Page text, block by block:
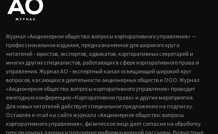
Журнал «Акционерное общество: вопросы корпоративного управления» —
профессиональное издание, предназначенное для широкого круга
читателей - юристов, экспертов, адвокатов, корпоративных секретарей и
многих других специалистов, работающих в сфере корпоративного права и
управления. Журнал АО - экспертный канал освещающий широкий круг
вопросов, касающихся деятельности акционерных обществ и ООО. Журнал
«Акционерное общество: вопросы корпоративного управления» проводит
ежегодную конференцию «Корпоративное право» и другие мероприятия.
Для новых читателей действует специальное предложение на подписку.
Оставляя e-mail на сайте журнала «Акционерное общество: вопросы
корпоративного управления», физическое лицо дает согласие на обработку
персональных данных и получение информационной рассылки. Возрастные